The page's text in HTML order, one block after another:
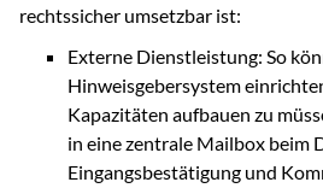
rechtssicher umsetzbar ist:
Externe Dienstleistung: So
Hinweisgebersystem
Kapazitäten aufbauen zu
in eine zentrale Mailbox beim
Eingangsbestätigung und